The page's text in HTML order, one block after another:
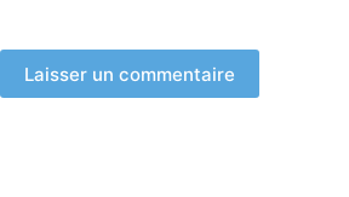
Laisser un commentaire